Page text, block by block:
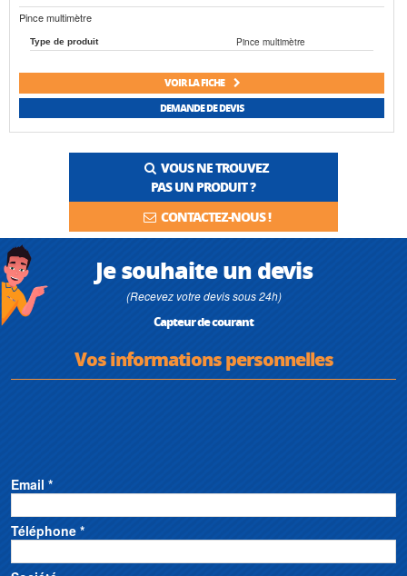
Pince multimètre
Type de produit Pince multimètre
VOIR LA FICHE
DEMANDE DE DEVIS
VOUS NE TROUVEZ
PAS UN PRODUIT ?
CONTACTEZ-NOUS !
Je souhaite un devis
(Recevez votre devis sous 24h)
Capteur de courant
Vos informations personnelles
Email *
Téléphone *